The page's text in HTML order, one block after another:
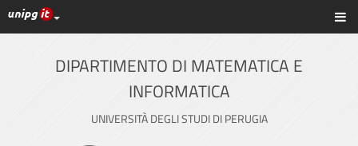
Vai
al
contenuto
principale
Link ai principali servizi web di Ateneo
DIPARTIMENTO DI MATEMATICA E
INFORMATICA
UNIVERSITÀ DEGLI STUDI DI PERUGIA